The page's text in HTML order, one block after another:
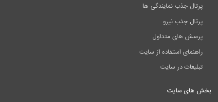
پرتال جذب نمایندگی ها
پرتال جذب نیرو
پرسش های متداول
راهنمای استفاده از سایت
تبلیغات در سایت
بخش های سایت